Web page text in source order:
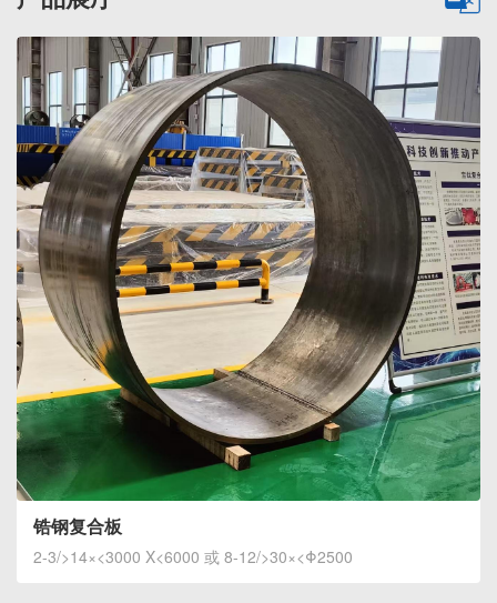
锆钢复合板
2-3/>14×<3000 X<6000 或 8-12/>30×<Φ2500